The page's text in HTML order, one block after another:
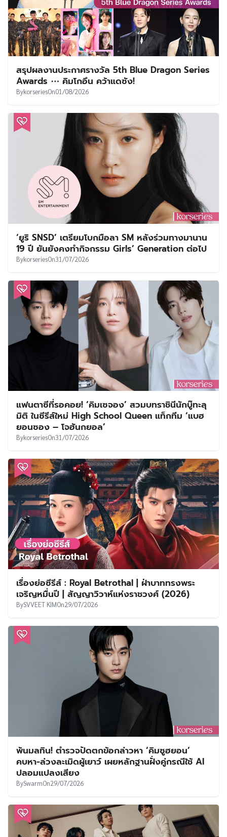
สรุปผลงานประกาศรางวัล 5th Blue Dragon Series
Awards ⋯ คิมโกอึน คว้าแดซัง!
BykorseriesOn01/08/2026
‘ยูริ SNSD’ เตรียมโบกมือลา SM หลังร่วมทางมานาน
19 ปี ยันยังคงทำกิจกรรม Girls’ Generation ต่อไป
BykorseriesOn31/07/2026
แฟนตาซีที่รอคอย! ‘คิมเซจอง’ สวมบทราชินีนักบู๊ทะลุ
มิติ ในซีรีส์ใหม่ High School Queen แท็กทีม ‘แบฮ
ยอนซอง – โจฮันกยอล’
BykorseriesOn31/07/2026
เรื่องย่อซีรีส์ : Royal Betrothal | ฝ่าบาททรงพระ
เจริญหมื่นปี | สัญญาวิวาห์แห่งราชวงศ์ (2026)
BySVVEET KIMOn29/07/2026
พ้นมลทิน! ตำรวจปัดตกข้อกล่าวหา ‘คิมซูฮยอน’
คบหา-ล่วงละเมิดผู้เยาว์ เผยหลักฐานฝั่งคู่กรณีใช้ AI
ปลอมแปลงเสียง
BySwarmOn29/07/2026